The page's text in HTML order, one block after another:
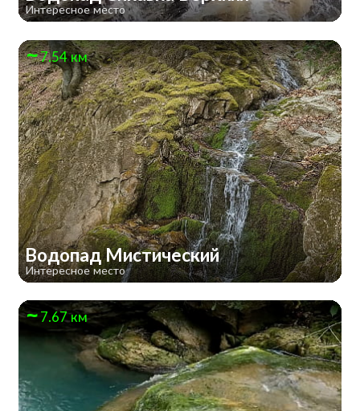
Интересное место
7.54 км
Водопад Мистический
Интересное место
7.67 км